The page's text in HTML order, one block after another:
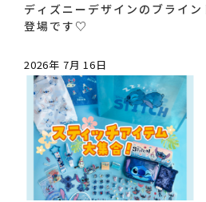
ディズニーデザインのブライ
登場です♡
2026年 7月 16日